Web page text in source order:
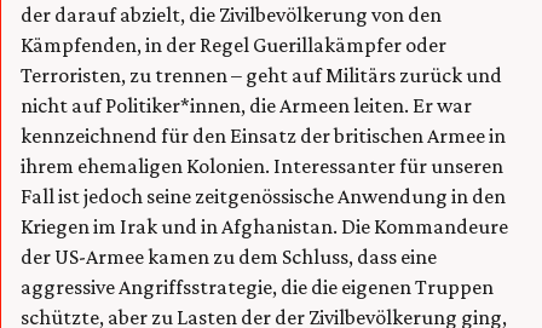
der darauf abzielt, die Zivilbevölkerung von den
Kämpfenden, in der Regel Guerillakämpfer oder
Terroristen, zu trennen – geht auf Militärs zurück und
nicht auf Politiker*innen, die Armeen leiten. Er war
kennzeichnend für den Einsatz der britischen Armee in
ihrem ehemaligen Kolonien. Interessanter für unseren
Fall ist jedoch seine zeitgenössische Anwendung in den
Kriegen im Irak und in Afghanistan. Die Kommandeure
der US-Armee kamen zu dem Schluss, dass eine
aggressive Angriffsstrategie, die die eigenen Truppen
schützte, aber zu Lasten der der Zivilbevölkerung ging,